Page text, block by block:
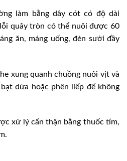
làm bằng dây cót có độ dài
quây tròn có thể nuôi được 60
ăn, máng uống, đèn sưởi đầy
xung quanh chuồng nuôi vịt và
dứa hoặc phên liếp để không
xử lý cẩn thận bằng thuốc tím,